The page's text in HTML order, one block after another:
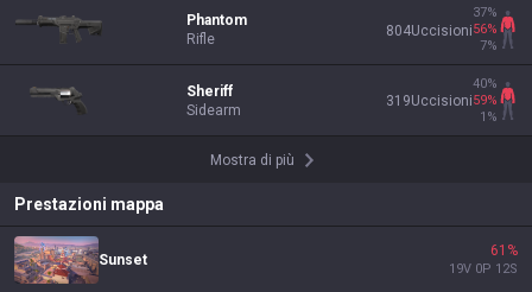
Phantom
Rifle
804Uccisioni
37%
56%
7%
Sheriff
Sidearm
319Uccisioni
40%
59%
1 %
Mostra di più
Prestazioni mappa
Sunset
61 %
19V 0P 12S